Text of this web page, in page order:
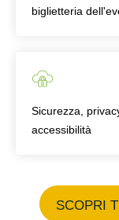
biglietteria
Sicurezza,
accessibilità
SCOPRI